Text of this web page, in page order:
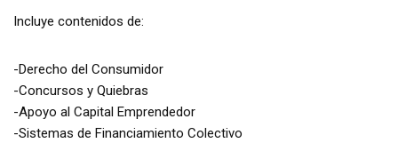
Incluye contenidos de:
-Derecho del Consumidor
-Concursos y Quiebras
-Apoyo al Capital Emprendedor
-Sistemas de Financiamiento Colectivo